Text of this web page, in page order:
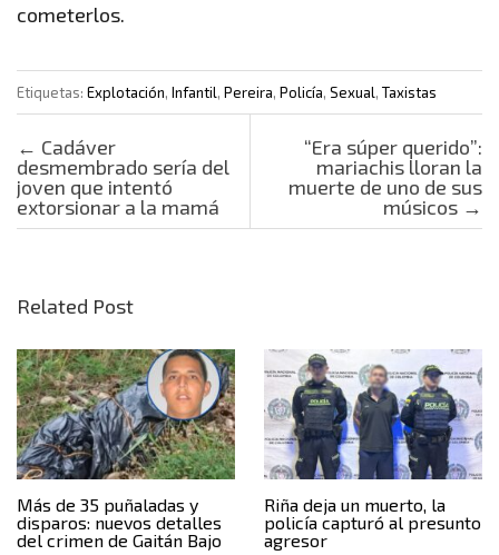
cometerlos.
Etiquetas: Explotación, Infantil, Pereira, Policía, Sexual, Taxistas
Post navigation
← Cadáver
desmembrado sería del
joven que intentó
extorsionar a la mamá
“Era súper querido”:
mariachis lloran la
muerte de uno de sus
músicos →
Related Post
Más de 35 puñaladas y
disparos: nuevos detalles
del crimen de Gaitán Bajo
Riña deja un muerto, la
policía capturó al presunto
agresor